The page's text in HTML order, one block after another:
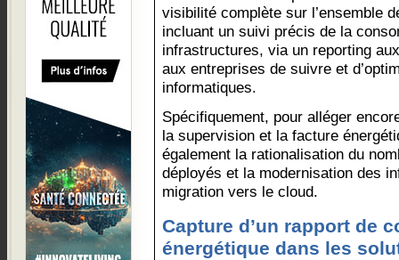
visibilité complète sur l’ensemble
incluant un suivi précis de la
infrastructures, via un reporting
aux entreprises de suivre et
informatiques.
Spécifiquement, pour alléger
la supervision et la facture
également la rationalisation du
déployés et la modernisation des
migration vers le cloud.
Capture d’un rapport de
énergétique dans les